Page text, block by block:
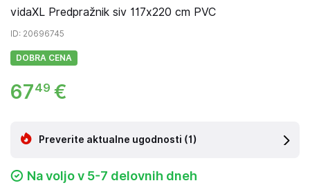
vidaXL Predpražnik siv 117x220 cm PVC
ID: 20696745
DOBRA CENA
6749 €
Preverite aktualne ugodnosti (1)
Na voljo v 5-7 delovnih dneh